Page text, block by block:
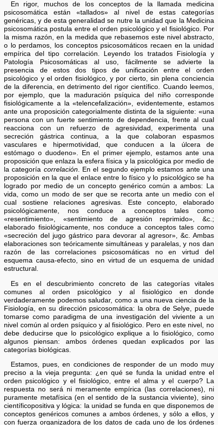
En rigor, muchos de los conceptos de la llamada medicina
psicosomática están «tallados» al nivel de estas categorías
genéricas, y de esta generalidad se nutre la unidad que la Medicina
psicosomática postula entre el orden psicológico y el fisiológico. Por
la misma razón, en la medida que rebasemos este nivel abstracto,
o lo perdamos, los conceptos psicosomáticos recaen en la unidad
empírica del tipo correlación. Leyendo los tratados Fisiología y
Patología Psicosomáticas al uso, fácilmente se advierte la
presencia de estos dos tipos de unificación entre el orden
psicológico y el orden fisiológico, y por cierto, sin plena conciencia
de la diferencia, en detrimento del rigor científico. Cuando leemos,
por ejemplo, que la maduración psíquica del niño corresponde
fisiológicamente a la «telencefalización», evidentemente, estamos
ante una proposición categorialmente distinta de la siguiente: «una
persona con un fuerte sentimiento de dependencia, frente al cual
reacciona con un refuerzo de agresividad, experimenta una
secreción gástrica continua, a la que colaboran espasmos
vasculares e hipermotividad, que conducen a la úlcera de
estómago o duodeno». En el primer ejemplo, estamos ante una
proposición que enlaza la esfera física y la psicológica por medio de
la categoría correlación. En el segundo ejemplo estamos ante una
proposición en la que el enlace entre lo físico y lo psicológico se ha
logrado por medio de un concepto genérico común a ambos: La
vida, como un modo de ser que se recorta ante un medio con el
cual sostiene relaciones agresivas. Este concepto, elaborado
psicológicamente, nos conduce a conceptos tales como
«resentimiento», «sentimiento de agresión reprimido», &c.;
elaborado fisiológicamente, nos conduce a conceptos tales como
«secreción del jugo gástrico para devorar al agresor», &c. Ambas
elaboraciones son teóricamente simultáneas y paralelas, y nos dan
razón de las correlaciones psicosomáticas no en virtud del
esquema causa-efecto, sino en virtud de un esquema de unidad
estructural.
Es en el descubrimiento concreto de las categorías vitales
comunes al orden psicológico y al fisiológico en donde
verdaderamente podemos saludar, como a una nueva ciencia de la
Fisiología, en su dirección psicosomática: la obra de Selye, puede
tomarse como paradigma de una investigación del viviente a un
nivel común al orden psíquico y al fisiológico. Pero en este nivel, no
debe deducirse que lo psicológico explique a lo fisiológico, como
algunos piensan: ambos órdenes quedan explicados por las
categorías biológicas.
Estamos, pues, en condiciones de responder de un modo muy
preciso a la vieja pregunta: ¿en qué se funda la unidad entre el
orden psicológico y el fisiológico, entre el alma y el cuerpo? La
respuesta no será ni meramente empírica (las correlaciones), ni
puramente metafísica (en el sentido de la sustancia viviente), sino
científicopositiva y lógica: la unidad se funda en que disponemos de
conceptos genéricos comunes a ambos órdenes, y sólo a ellos, y
con fuerza organizadora de los datos de cada uno de los órdenes